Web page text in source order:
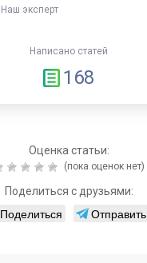
Наш эксперт
Написано статей
168
Оценка статьи:
(пока оценок нет)
Поделиться с друзьями:
Поделиться Отправить